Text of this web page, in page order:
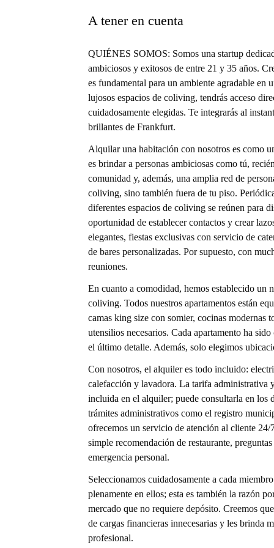
A tener en cuenta
QUIÉNES SOMOS: Somos una startup
ambiciosos y exitosos de entre 21 y 35 años.
es fundamental para un ambiente agradable
lujosos espacios de coliving, tendrás acceso
cuidadosamente elegidas. Te integrarás al
brillantes de Frankfurt.
Alquilar una habitación con nosotros es como
es brindar a personas ambiciosas como tú,
comunidad y, además, una amplia red de
coliving, sino también fuera de tu piso.
diferentes espacios de coliving se reúnen para
oportunidad de establecer contactos y crear
elegantes, fiestas exclusivas con servicio de
de bares personalizadas. Por supuesto, con
reuniones.
En cuanto a comodidad, hemos establecido un
coliving. Todos nuestros apartamentos están
camas king size con somier, cocinas modernas
utensilios necesarios. Cada apartamento ha
el último detalle. Además, solo elegimos
Con nosotros, el alquiler es todo incluido:
calefacción y lavadora. La tarifa administrativa
incluida en el alquiler; puede consultarla en los
trámites administrativos como el registro
ofrecemos un servicio de atención al cliente
simple recomendación de restaurante,
emergencia personal.
Seleccionamos cuidadosamente a cada
plenamente en ellos; esta es también la razón
mercado que no requiere depósito. Creemos
de cargas financieras innecesarias y les brinda
profesional.